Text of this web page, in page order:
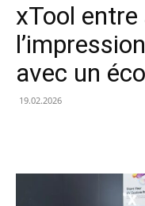
xTool
avec un
19.02.2026